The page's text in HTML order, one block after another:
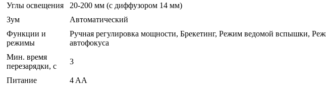
Углы освещения
20-200 мм (с диффузором 14 мм)
Зум
Автоматический
Функции и
режимы
Ручная регулировка мощности, Брекетинг, Режим ведомой вспышки,
автофокуса
Мин. время
перезарядки, с
3
Питание
4 AA